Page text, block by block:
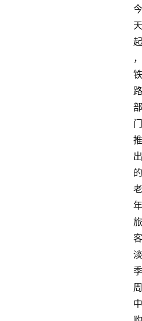
今
天
起
，
铁
路
部
门
推
出
的
老
年
旅
客
淡
季
周
中